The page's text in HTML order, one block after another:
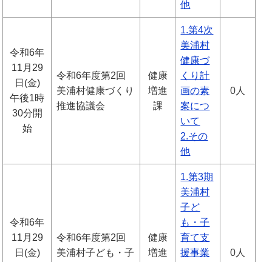
他
令和6年
11月29
日(金)
午後1時
30分開
始
令和6年度第2回
美浦村健康づくり
推進協議会
健康
増進
課
1.第4次
美浦村
健康づ
くり計
画の素
案につ
いて
2.その
他
0人
令和6年
11月29
日(金)
令和6年度第2回
美浦村子ども・子
健康
増進
1.第3期
美浦村
子ど
も・子
育て支
援事業
0人